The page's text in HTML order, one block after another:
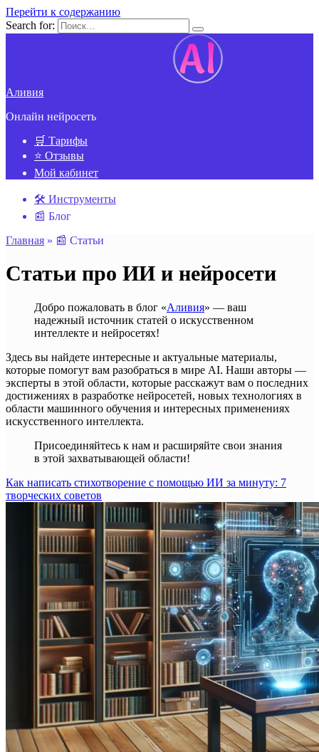
Перейти к содержанию
Search for:
Аливия
Онлайн нейросеть
🛒 Тарифы
⭐ Отзывы
Мой кабинет
🛠️ Инструменты
📰 Блог
Главная » 📰 Статьи
Статьи про ИИ и нейросети
Добро пожаловать в блог «Аливия» — ваш
надежный источник статей о искусственном
интеллекте и нейросетях!
Здесь вы найдете интересные и актуальные материалы,
которые помогут вам разобраться в мире AI. Наши авторы —
эксперты в этой области, которые расскажут вам о последних
достижениях в разработке нейросетей, новых технологиях в
области машинного обучения и интересных применениях
искусственного интеллекта.
Присоединяйтесь к нам и расширяйте свои знания
в этой захватывающей области!
Как написать стихотворение с помощью ИИ за минуту: 7
творческих советов